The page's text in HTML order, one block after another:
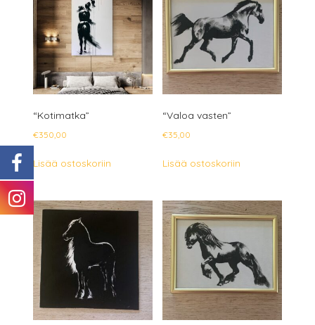
“Kotimatka”
€350,00
Lisää ostoskoriin
“Valoa vasten”
€35,00
Lisää ostoskoriin